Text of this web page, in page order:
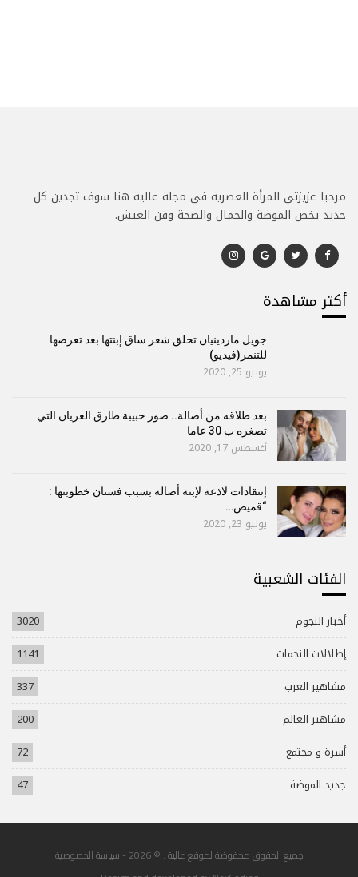
مرحبا عزيزتي المرأة العصرية في مجلة عالية هنا سوف تجدين كل
جديد يخص الموضة والجمال والصحة وفن العيش.
أكتر مشاهدة
جويل ماردينيان تحلق شعر ساق إبنتها بعد تعرضها
للتنمر(فيديو)
يونيو 25, 2020
بعد طلاقه من أصالة.. صور حبيبة طارق العريان التي
تصغره ب 30 عاما
أغسطس 17, 2020
إنتقادات لاذعة لإبنة أصالة بسبب فستان خطوبتها :
“قميص…
يوليو 23, 2020
الفئات الشعبية
أخبار النجوم
3020
إطلالات النجمات
1141
مشاهير العرب
337
مشاهير العالم
200
أسرة و مجتمع
72
جديد الموضة
47
جميع الحقوق محفوضة لموقع عالية . © 2026 -
سياسة الخصوصية